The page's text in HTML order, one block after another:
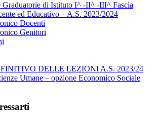
Graduatorie di Istituto I^ -II^ -III^ Fascia
ed Educativo – A.S. 2023/2024
Docenti
Genitori
DELLE LEZIONI A.S. 2023/24
Umane – opzione Economico Sociale